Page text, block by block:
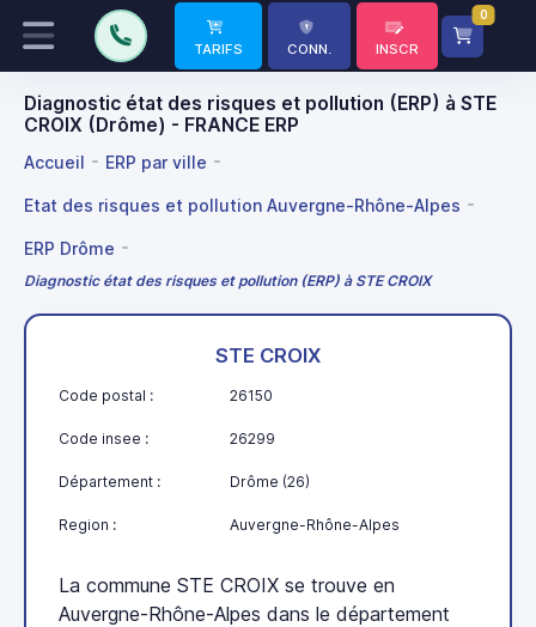
TARIFS CONN. INSCR
0
Diagnostic état des risques et pollution (ERP) à STE
CROIX (Drôme) - FRANCE ERP
Accueil ERP par ville
Etat des risques et pollution Auvergne-Rhône-Alpes
ERP Drôme
Diagnostic état des risques et pollution (ERP) à STE CROIX
STE CROIX
Code postal : 26150
Code insee : 26299
Département : Drôme (26)
Region : Auvergne-Rhône-Alpes
La commune STE CROIX se trouve en
Auvergne-Rhône-Alpes dans le département